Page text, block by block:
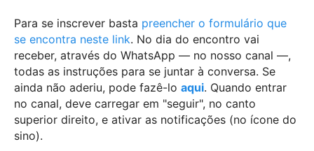
Para se inscrever basta preencher o formulário que
se encontra neste link. No dia do encontro vai
receber, através do WhatsApp — no nosso canal —,
todas as instruções para se juntar à conversa. Se
ainda não aderiu, pode fazê-lo aqui. Quando entrar
no canal, deve carregar em "seguir", no canto
superior direito, e ativar as notificações (no ícone do
sino).